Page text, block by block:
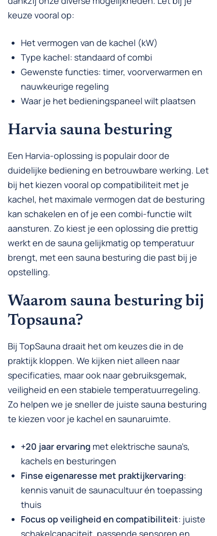
keuze vooral op:
Het vermogen van de kachel (kW)
Type kachel: standaard of combi
Gewenste functies: timer, voorverwarmen en
nauwkeurige regeling
Waar je het bedieningspaneel wilt plaatsen
Harvia sauna besturing
Een Harvia-oplossing is populair door de
duidelijke bediening en betrouwbare werking. Let
bij het kiezen vooral op compatibiliteit met je
kachel, het maximale vermogen dat de besturing
kan schakelen en of je een combi-functie wilt
aansturen. Zo kiest je een oplossing die prettig
werkt en de sauna gelijkmatig op temperatuur
brengt, met een sauna besturing die past bij je
opstelling.
Waarom sauna besturing bij
Topsauna?
Bij TopSauna draait het om keuzes die in de
praktijk kloppen. We kijken niet alleen naar
specificaties, maar ook naar gebruiksgemak,
veiligheid en een stabiele temperatuurregeling.
Zo helpen we je sneller de juiste sauna besturing
te kiezen voor je kachel en saunaruimte.
+20 jaar ervaring met elektrische sauna’s,
kachels en besturingen
Finse eigenaresse met praktijkervaring:
kennis vanuit de saunacultuur én toepassing
thuis
Focus op veiligheid en compatibiliteit: juiste